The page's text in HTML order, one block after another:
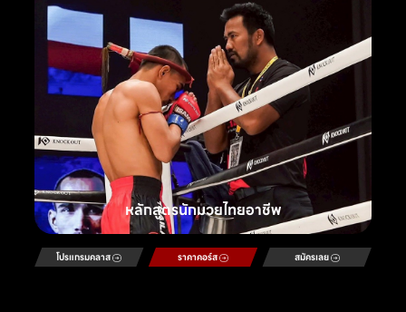
หลักสูตรนักมวยไทยอาชีพ
โปรแกรมคลาส ราคาคอร์ส สมัครเลย